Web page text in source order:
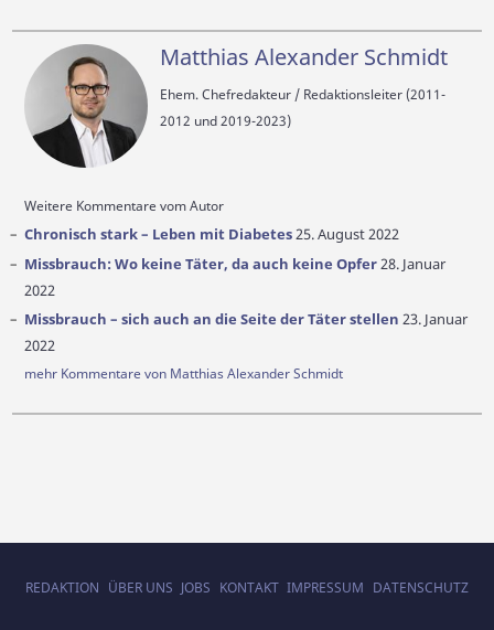
Matthias Alexander Schmidt
Ehem. Chefredakteur / Redaktionsleiter (2011-
2012 und 2019-2023)
Weitere Kommentare vom Autor
Chronisch stark – Leben mit Diabetes25. August 2022
Missbrauch: Wo keine Täter, da auch keine Opfer28. Januar
2022
Missbrauch – sich auch an die Seite der Täter stellen 23. Januar
2022
mehr Kommentare von Matthias Alexander Schmidt
REDAKTION ÜBER UNS JOBS KONTAKT IMPRESSUM DATENSCHUTZ